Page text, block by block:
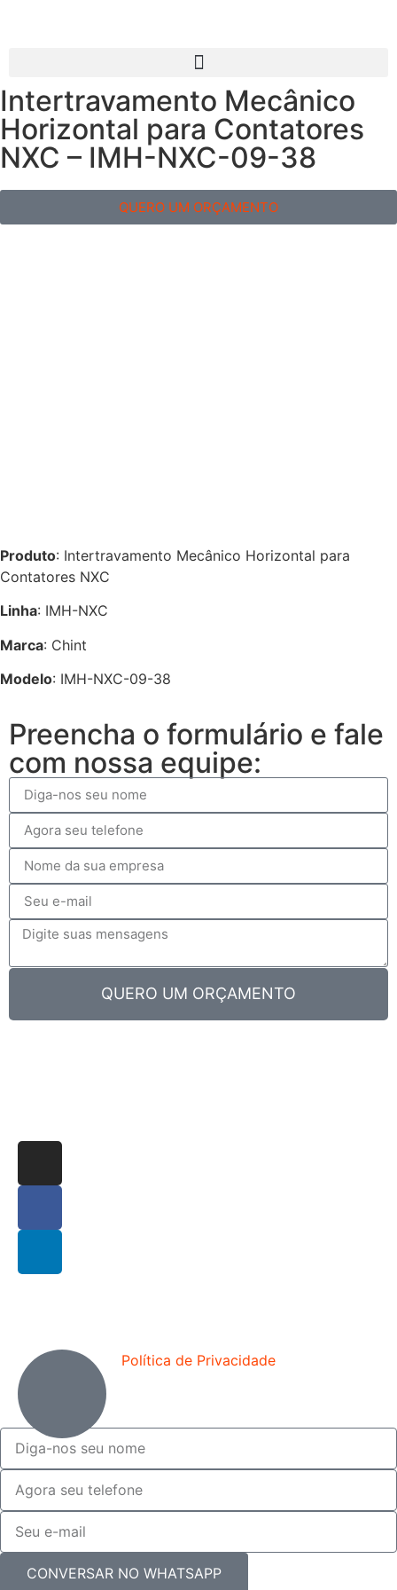
Intertravamento Mecânico
Horizontal para Contatores
NXC – IMH-NXC-09-38
QUERO UM ORÇAMENTO
Produto: Intertravamento Mecânico Horizontal para
Contatores NXC
Linha: IMH-NXC
Marca: Chint
Modelo: IMH-NXC-09-38
Preencha o formulário e fale
com nossa equipe:
QUERO UM ORÇAMENTO
Política de Privacidade
CONVERSAR NO WHATSAPP